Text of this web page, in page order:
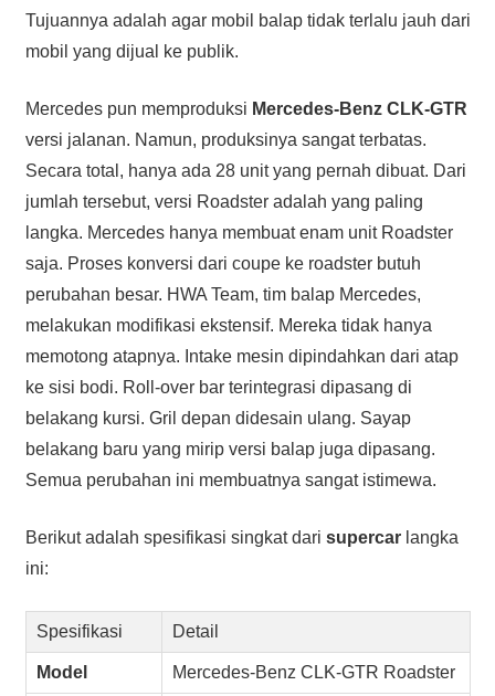
Tujuannya adalah agar mobil balap tidak terlalu jauh dari
mobil yang dijual ke publik.
Mercedes pun memproduksi Mercedes-Benz CLK-GTR
versi jalanan. Namun, produksinya sangat terbatas.
Secara total, hanya ada 28 unit yang pernah dibuat. Dari
jumlah tersebut, versi Roadster adalah yang paling
langka. Mercedes hanya membuat enam unit Roadster
saja. Proses konversi dari coupe ke roadster butuh
perubahan besar. HWA Team, tim balap Mercedes,
melakukan modifikasi ekstensif. Mereka tidak hanya
memotong atapnya. Intake mesin dipindahkan dari atap
ke sisi bodi. Roll-over bar terintegrasi dipasang di
belakang kursi. Gril depan didesain ulang. Sayap
belakang baru yang mirip versi balap juga dipasang.
Semua perubahan ini membuatnya sangat istimewa.
Berikut adalah spesifikasi singkat dari supercarlangka
ini:
Spesifikasi Detail
Model Mercedes-Benz CLK-GTR Roadster